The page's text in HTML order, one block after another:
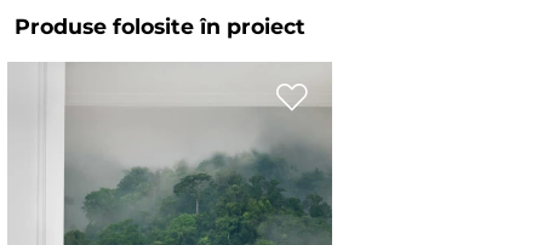
Produse folosite în proiect